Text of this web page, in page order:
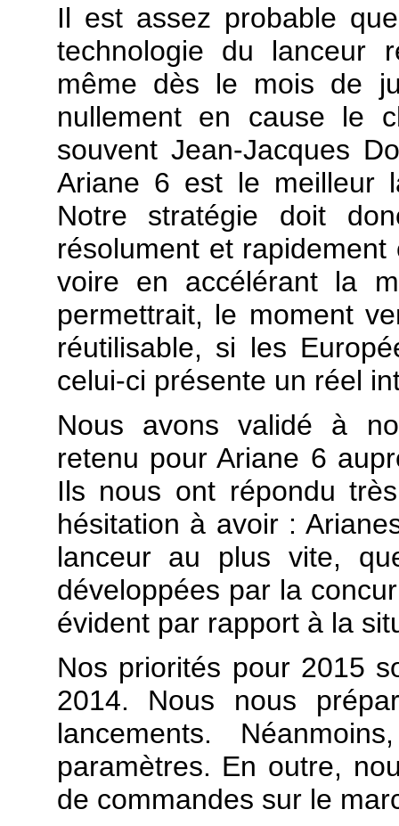
Il est assez probable
technologie du lanceur
même dès le mois de
nullement en cause le
souvent Jean-Jacques
Ariane 6 est le meilleur
Notre stratégie doit
résolument et
voire en accélérant la
permettrait, le moment
réutilisable, si les
celui-ci présente un réel
Nous avons validé à
retenu pour Ariane 6
Ils nous ont répondu
hésitation à avoir :
lanceur au plus vite,
développées par la
évident par rapport à la
Nos priorités pour 2015
2014. Nous nous
lancements.
paramètres. En outre,
de commandes sur le